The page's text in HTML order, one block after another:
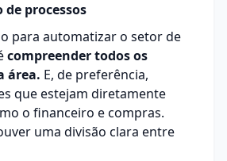
processos
para automatizar o setor de
compreender todos os
área. E, de preferência,
que estejam diretamente
o financeiro e compras.
uma divisão clara entre